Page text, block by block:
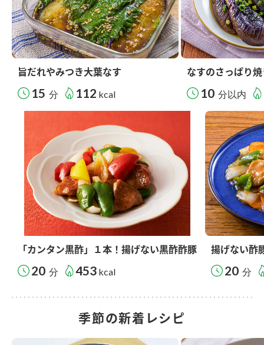
旨だれやみつき大葉なす
15 分 112 kcal
なすのさっぱり
10 分以内
「カンタン黒酢」１本！揚げない黒酢酢豚
20 分 453 kcal
揚げない酢
20 分
季節の新着レシピ